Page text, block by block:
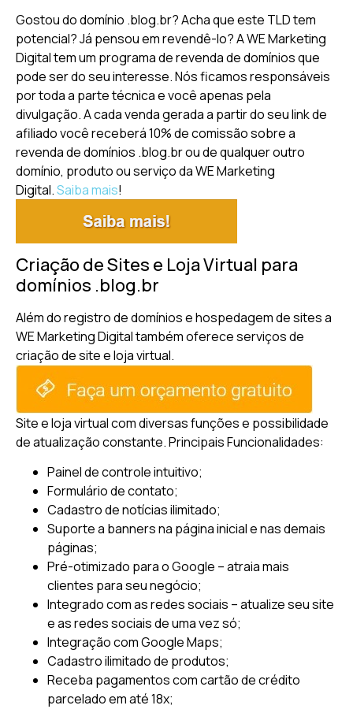
Gostou do domínio .blog.br? Acha que este TLD tem
potencial? Já pensou em revendê-lo? A WE Marketing
Digital tem um programa de revenda de domínios que
pode ser do seu interesse. Nós ficamos responsáveis
por toda a parte técnica e você apenas pela
divulgação. A cada venda gerada a partir do seu link de
afiliado você receberá 10% de comissão sobre a
revenda de domínios .blog.br ou de qualquer outro
domínio, produto ou serviço da WE Marketing
Digital.Saiba mais!
Criação de Sites e Loja Virtual para
domínios .blog.br
Além do registro de domínios e hospedagem de sites a
WE Marketing Digital também oferece serviços de
criação de site e loja virtual.
Site e loja virtual com diversas funções e possibilidade
de atualização constante.Principais Funcionalidades:
Painel de controle intuitivo;
Formulário de contato;
Cadastro de notícias ilimitado;
Suporte a banners na página inicial e nas demais
páginas;
Pré-otimizado para o Google – atraia mais
clientes para seu negócio;
Integrado com as redes sociais – atualize seu site
e as redes sociais de uma vez só;
Integração com Google Maps;
Cadastro ilimitado de produtos;
Receba pagamentos com cartão de crédito
parcelado em até 18x;